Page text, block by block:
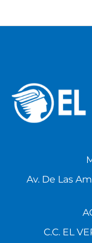
Av. De Las
C.C. EL